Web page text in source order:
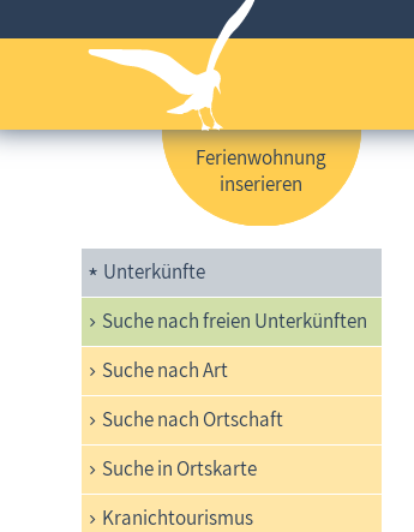
Ferienwohnung
inserieren
Unterkünfte
Suche nach freien Unterkünften
Suche nach Art
Suche nach Ortschaft
Suche in Ortskarte
Kranichtourismus